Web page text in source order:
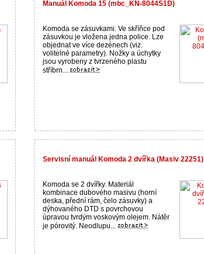
Manuál Komoda 15 (mbc_KN-8044S1D)
Komoda se zásuvkami. Ve skříňce pod
zásuvkou je vložena jedna police. Lze
objednat ve více dezénech (viz.
volitelné parametry). Nožky a úchytky
jsou vyrobeny z tvrzeného plastu
stříbrn...
Servisní manuál Komoda 2 dvířka (Masiv 22251)
Komoda se 2 dvířky. Materiál
kombinace dubového masivu (horní
deska, přední rám, čelo zásuvky) a
dýhovaného DTD s povrchovou
úpravou tvrdým voskovým olejem. Nátěr
je pórovitý. Neodlupu...